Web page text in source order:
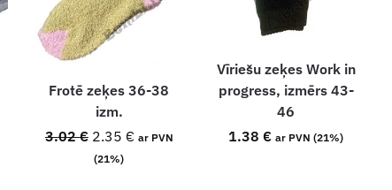
Frotē zeķes 36-38
izm.
3.02€ 2.35 € ar PVN
(21%)
Vīriešu zeķes Work in
progress, izmērs 43-
46
1.38€ ar PVN (21%)